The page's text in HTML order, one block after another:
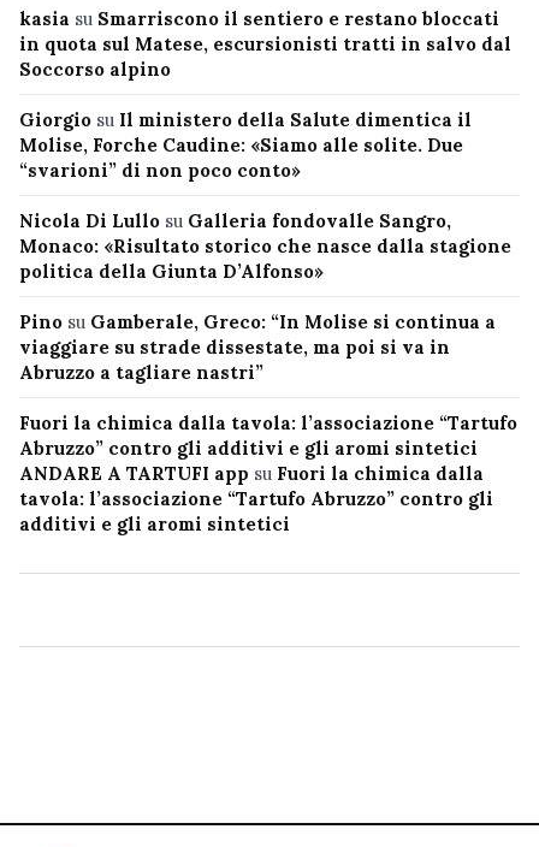
kasia su Smarriscono il sentiero e restano bloccati
in quota sul Matese, escursionisti tratti in salvo dal
Soccorso alpino
Giorgio su Il ministero della Salute dimentica il
Molise, Forche Caudine: «Siamo alle solite. Due
“svarioni” di non poco conto»
Nicola Di Lullo su Galleria fondovalle Sangro,
Monaco: «Risultato storico che nasce dalla stagione
politica della Giunta D’Alfonso»
Pino su Gamberale, Greco: “In Molise si continua a
viaggiare su strade dissestate, ma poi si va in
Abruzzo a tagliare nastri”
Fuori la chimica dalla tavola: l’associazione “Tartufo
Abruzzo” contro gli additivi e gli aromi sintetici
ANDARE A TARTUFI app su Fuori la chimica dalla
tavola: l’associazione “Tartufo Abruzzo” contro gli
additivi e gli aromi sintetici